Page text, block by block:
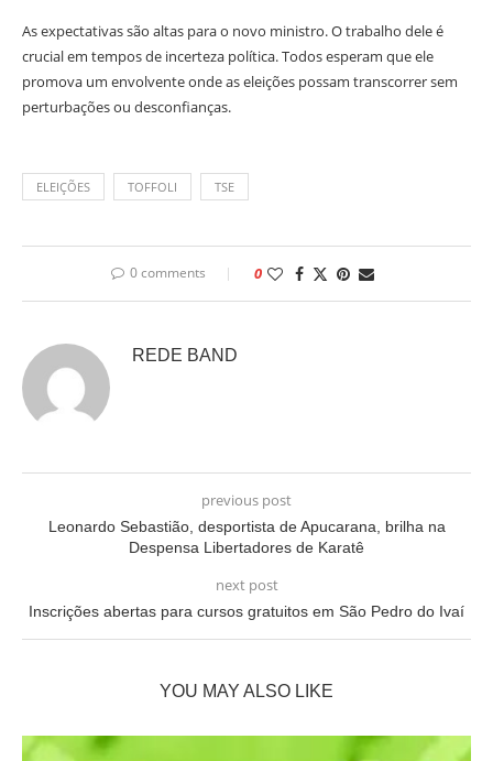
As expectativas são altas para o novo ministro. O trabalho dele é
crucial em tempos de incerteza política. Todos esperam que ele
promova um envolvente onde as eleições possam transcorrer sem
perturbações ou desconfianças.
ELEIÇÕES TOFFOLI TSE
0 comments 0
REDE BAND
previous post
Leonardo Sebastião, desportista de Apucarana, brilha na
Despensa Libertadores de Karatê
next post
Inscrições abertas para cursos gratuitos em São Pedro do Ivaí
YOU MAY ALSO LIKE